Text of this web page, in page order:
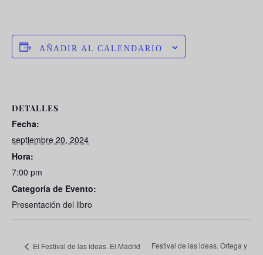
AÑADIR AL CALENDARIO
DETALLES
Fecha:
septiembre 20, 2024
Hora:
7:00 pm
Categoría de Evento:
Presentación del libro
El Festival de las ideas. El Madrid
Festival de las ideas. Ortega y